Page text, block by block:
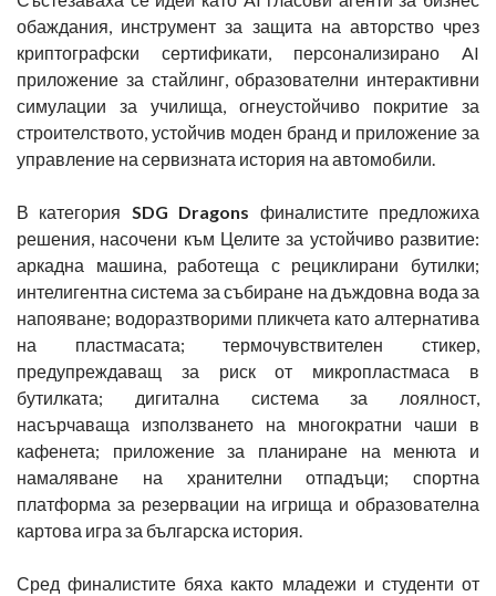
обаждания, инструмент за защита на авторство чрез
криптографски сертификати, персонализирано AI
приложение за стайлинг, образователни интерактивни
симулации за училища, огнеустойчиво покритие за
строителството, устойчив моден бранд и приложение за
управление на сервизната история на автомобили.
В категория SDG Dragons финалистите предложиха
решения, насочени към Целите за устойчиво развитие:
аркадна машина, работеща с рециклирани бутилки;
интелигентна система за събиране на дъждовна вода за
напояване; водоразтворими пликчета като алтернатива
на пластмасата; термочувствителен стикер,
предупреждаващ за риск от микропластмаса в
бутилката; дигитална система за лоялност,
насърчаваща използването на многократни чаши в
кафенета; приложение за планиране на менюта и
намаляване на хранителни отпадъци; спортна
платформа за резервации на игрища и образователна
картова игра за българска история.
Сред финалистите бяха както младежи и студенти от